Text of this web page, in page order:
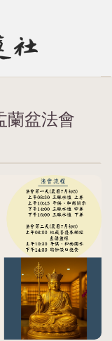
蘭盆法會